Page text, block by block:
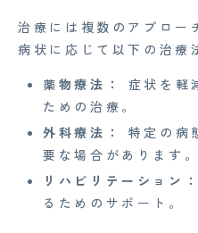
治療には複数のアプロー
病状に応じて以下の治療
薬物療法：
症状を軽
ための治療。
外科療法：
特定の病
要な場合があります。
リハビリテーション：
るためのサポート。